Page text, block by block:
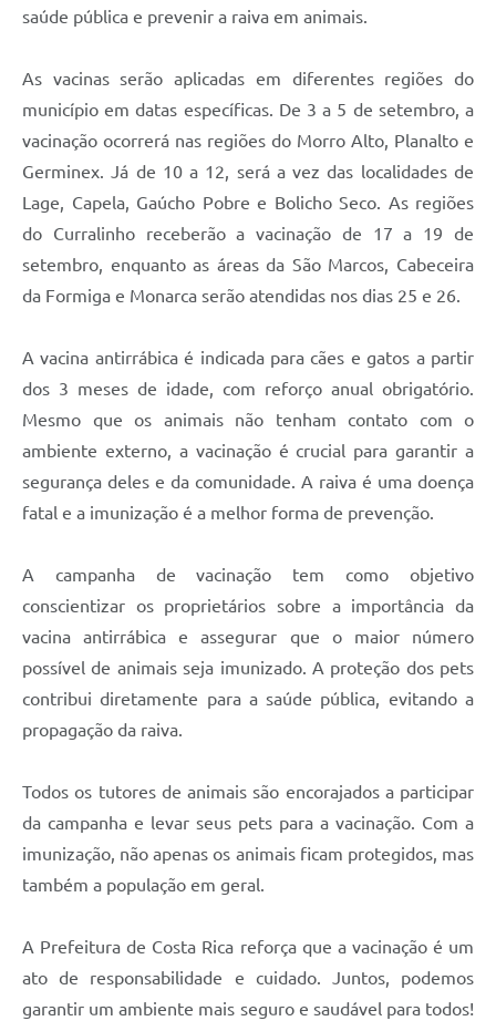
saúde pública e prevenir a raiva em animais.
As vacinas serão aplicadas em diferentes regiões do
município em datas específicas. De 3 a 5 de setembro, a
vacinação ocorrerá nas regiões do Morro Alto, Planalto e
Germinex. Já de 10 a 12, será a vez das localidades de
Lage, Capela, Gaúcho Pobre e Bolicho Seco. As regiões
do Curralinho receberão a vacinação de 17 a 19 de
setembro, enquanto as áreas da São Marcos, Cabeceira
da Formiga e Monarca serão atendidas nos dias 25 e 26.
A vacina antirrábica é indicada para cães e gatos a partir
dos 3 meses de idade, com reforço anual obrigatório.
Mesmo que os animais não tenham contato com o
ambiente externo, a vacinação é crucial para garantir a
segurança deles e da comunidade. A raiva é uma doença
fatal e a imunização é a melhor forma de prevenção.
A campanha de vacinação tem como objetivo
conscientizar os proprietários sobre a importância da
vacina antirrábica e assegurar que o maior número
possível de animais seja imunizado. A proteção dos pets
contribui diretamente para a saúde pública, evitando a
propagação da raiva.
Todos os tutores de animais são encorajados a participar
da campanha e levar seus pets para a vacinação. Com a
imunização, não apenas os animais ficam protegidos, mas
também a população em geral.
A Prefeitura de Costa Rica reforça que a vacinação é um
ato de responsabilidade e cuidado. Juntos, podemos
garantir um ambiente mais seguro e saudável para todos!